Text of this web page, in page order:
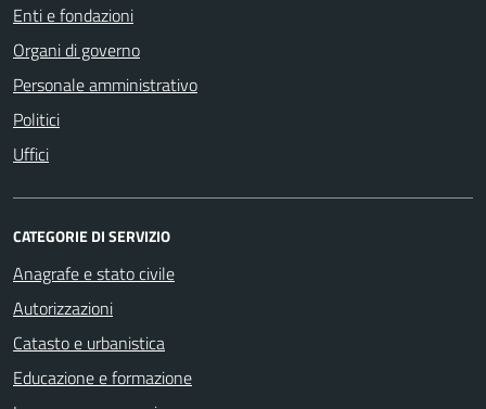
Enti e fondazioni
Organi di governo
Personale amministrativo
Politici
Uffici
CATEGORIE DI SERVIZIO
Anagrafe e stato civile
Autorizzazioni
Catasto e urbanistica
Educazione e formazione